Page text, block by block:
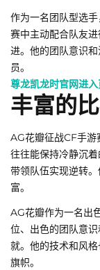
作为一名团队型选
赛中主动配合队友
进。他的团队意识
员。
尊龙凯龙时官网进
丰富的
AG花瓣征战CF手游
往往能保持冷静沉着
带领队伍实现逆转
富。
AG花瓣作为一名出
位、出色的团队意
就。他的技术和风
旗帜。